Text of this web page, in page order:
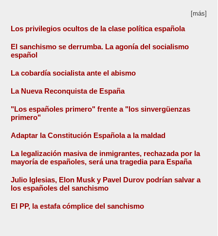
[más]
Los privilegios ocultos de la clase política española
El sanchismo se derrumba. La agonía del socialismo
español
La cobardía socialista ante el abismo
La Nueva Reconquista de España
"Los españoles primero" frente a "los sinvergüenzas
primero"
Adaptar la Constitución Española a la maldad
La legalización masiva de inmigrantes, rechazada por la
mayoría de españoles, será una tragedia para España
Julio Iglesias, Elon Musk y Pavel Durov podrían salvar a
los españoles del sanchismo
El PP, la estafa cómplice del sanchismo